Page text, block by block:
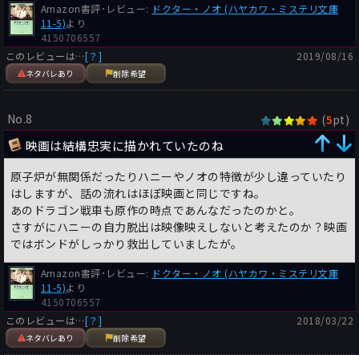
ングが、１９５６年３月に、米国自然史博物館のロバート・クッ
シュマン・マーフィ博士と、バハマ・フラミンゴ保護協会会長ア
ーサー・スタナード・ヴァーネイに案内され、バハマ南方のグレ
ート・イナグア島を訪れてフラミンゴや紅箆鷺の群棲地を観察し
た。クラブ島は架空の島だが、このグレート・イナグア島をモデ
ルにしている。グレート・イナグア島では大きなタイヤを装着し
も得た。
マーフィからはグアナイ胸白姫鵜の知識も仕入れた（井上一夫は
グアナイ胸白姫鵜を「グアノ鳥」と訳している）。
父方の曽祖父がペルーでのグアノ採掘で一財を築いたブライス
も、ネタ元だったかもしれない（後年、経営権を共同経営者ウィ
リアム・ラッセル・グレースに譲渡した曽祖父は、英国に帰って
いる）。
第４作『ダイヤモンドは永遠に』の「ティファニー・ケイス」
や、第７作『ゴールドフィンガー』の「プッシー・ギャロア」と
同じく、ハニーは強姦されて心に傷を負った女として登場する。
美人だが、そのとき男に顔面を殴られて鼻がつぶれている（「ハ
ニーチャイル・ライダー」の名前は、フレミングの友人で１９３
０年代に米国で女優として活躍したパトリシア・「ハニー・チャ
イル」・ワイルダーから採っている）。
Amazon書評･レビュー: ドクター・ノオ (ハヤカワ・ミステリ文庫
11-5)より
4150706557
このレビューは…[？]
ネタバレあり 削除希望
2019/08/16
No.8 (5pt)
映画は結構忠実に描かれていたのね
原子炉が無関係だったりハニーやノオの特徴が少し違っていたり
はしますが、話の流れはほぼ映画と同じですね。
あのドラゴン戦車も原作の時点であんなだったのかと。
さすがにハニーの自力脱出は映像映えしないと考えたのか？映画
ではボンドがしっかり救出していましたが。
Amazon書評･レビュー: ドクター・ノオ (ハヤカワ・ミステリ文庫
11-5)より
4150706557
このレビューは…[？]
ネタバレあり 削除希望
2018/03/22